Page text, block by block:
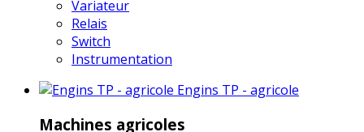
Variateur
Relais
Switch
Instrumentation
Engins TP - agricole
Machines agricoles